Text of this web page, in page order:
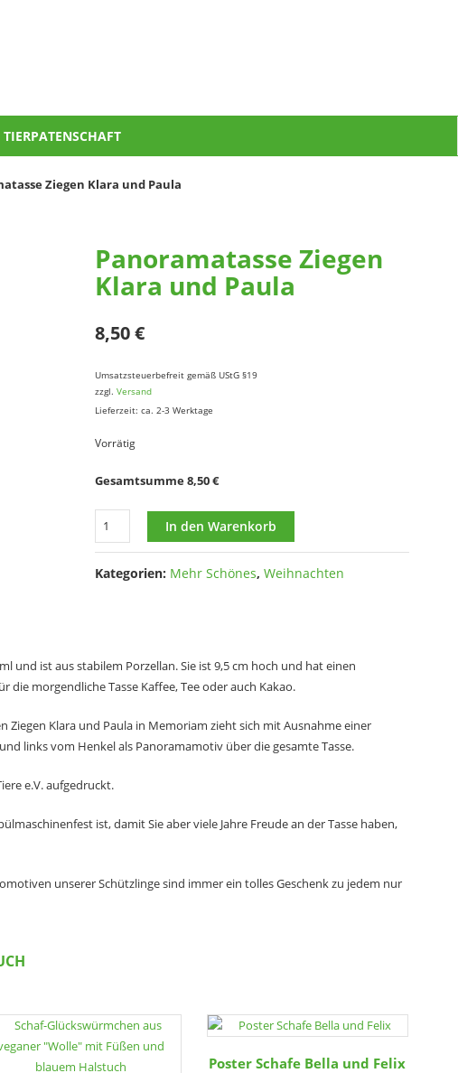
TIERPATENSCHAFT
Ziegen Klara und Paula
Panoramatasse Ziegen
Klara und Paula
8,50€
Umsatzsteuerbefreit gemäß UStG §19
zzgl. Versand
Lieferzeit: ca. 2-3 Werktage
Vorrätig
Gesamtsumme8,50€
Ziegen
und
In den Warenkorb
Kategorien: Mehr Schönes, Weihnachten
und ist aus stabilem Porzellan. Sie ist 9,5 cm hoch und hat einen
die morgendliche Tasse Kaffee, Tee oder auch Kakao.
Ziegen Klara und Paula in Memoriam zieht sich mit Ausnahme einer
links vom Henkel als Panoramamotiv über die gesamte Tasse.
e.V. aufgedruckt.
ist, damit Sie aber viele Jahre Freude an der Tasse haben,
unserer Schützlinge sind immer ein tolles Geschenk zu jedem nur
Poster Schafe Bella und Felix